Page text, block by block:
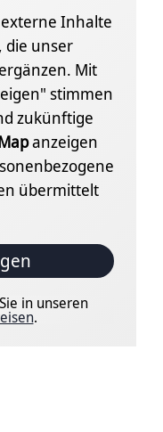
Inhalte
die unser
Mit
stimmen
zukünftige
anzeigen
übermittelt
in unseren
.